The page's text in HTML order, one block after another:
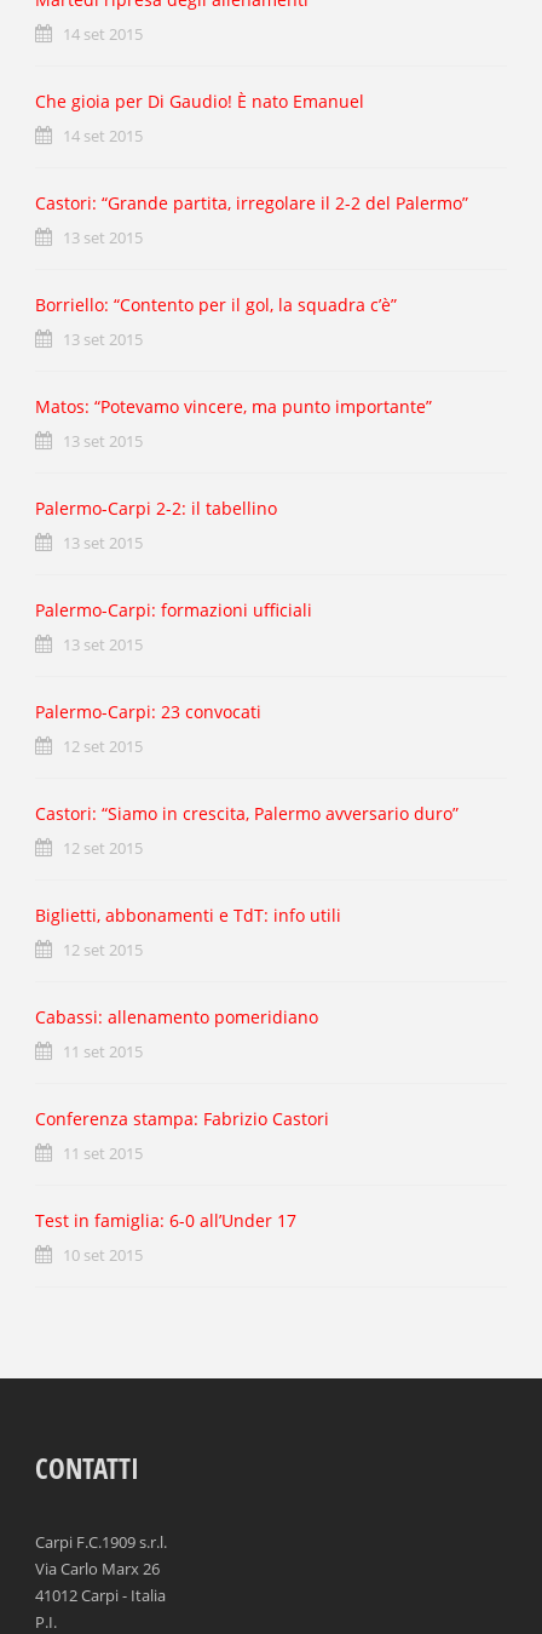
14 set 2015
Che gioia per Di Gaudio! È nato Emanuel
14 set 2015
Castori: “Grande partita, irregolare il 2-2 del Palermo”
13 set 2015
Borriello: “Contento per il gol, la squadra c’è”
13 set 2015
Matos: “Potevamo vincere, ma punto importante”
13 set 2015
Palermo-Carpi 2-2: il tabellino
13 set 2015
Palermo-Carpi: formazioni ufficiali
13 set 2015
Palermo-Carpi: 23 convocati
12 set 2015
Castori: “Siamo in crescita, Palermo avversario duro”
12 set 2015
Biglietti, abbonamenti e TdT: info utili
12 set 2015
Cabassi: allenamento pomeridiano
11 set 2015
Conferenza stampa: Fabrizio Castori
11 set 2015
Test in famiglia: 6-0 all’Under 17
10 set 2015
CONTATTI
Carpi F.C.1909 s.r.l.
Via Carlo Marx 26
41012 Carpi - Italia
P.I.